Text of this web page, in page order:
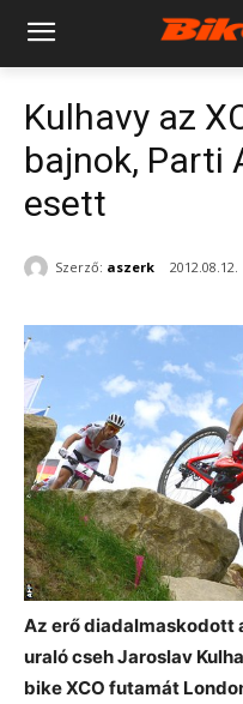
Kulhavy az
bajnok, Parti
esett
Szerző: aszerk 2012.08.12.
Az erő diadalmaskodott
uraló cseh Jaroslav
bike XCO futamát